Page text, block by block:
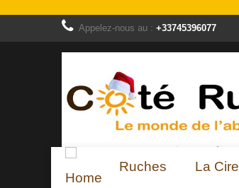
Appelez-nous au : +33745396077
Ruches La Cire